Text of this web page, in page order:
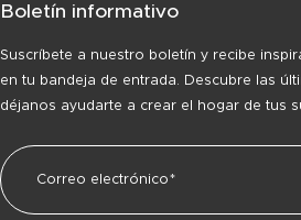
Boletín informativo
Suscríbete a nuestro boletín y recibe
en tu bandeja de entrada. Descubre las
déjanos ayudarte a crear el hogar de tus